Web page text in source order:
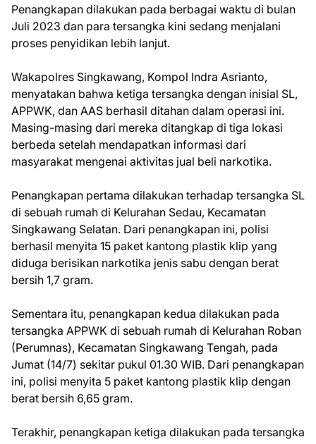
Penangkapan dilakukan pada berbagai waktu di bulan
Juli 2023 dan para tersangka kini sedang menjalani
proses penyidikan lebih lanjut.
Wakapolres Singkawang, Kompol Indra Asrianto,
menyatakan bahwa ketiga tersangka dengan inisial SL,
APPWK, dan AAS berhasil ditahan dalam operasi ini.
Masing-masing dari mereka ditangkap di tiga lokasi
berbeda setelah mendapatkan informasi dari
masyarakat mengenai aktivitas jual beli narkotika.
Penangkapan pertama dilakukan terhadap tersangka SL
di sebuah rumah di Kelurahan Sedau, Kecamatan
Singkawang Selatan. Dari penangkapan ini, polisi
berhasil menyita 15 paket kantong plastik klip yang
diduga berisikan narkotika jenis sabu dengan berat
bersih 1,7 gram.
Sementara itu, penangkapan kedua dilakukan pada
tersangka APPWK di sebuah rumah di Kelurahan Roban
(Perumnas), Kecamatan Singkawang Tengah, pada
Jumat (14/7) sekitar pukul 01.30 WIB. Dari penangkapan
ini, polisi menyita 5 paket kantong plastik klip dengan
berat bersih 6,65 gram.
Terakhir, penangkapan ketiga dilakukan pada tersangka